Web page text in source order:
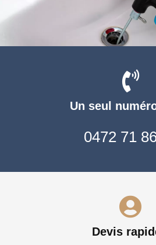
Un seul
0472 71
Devis